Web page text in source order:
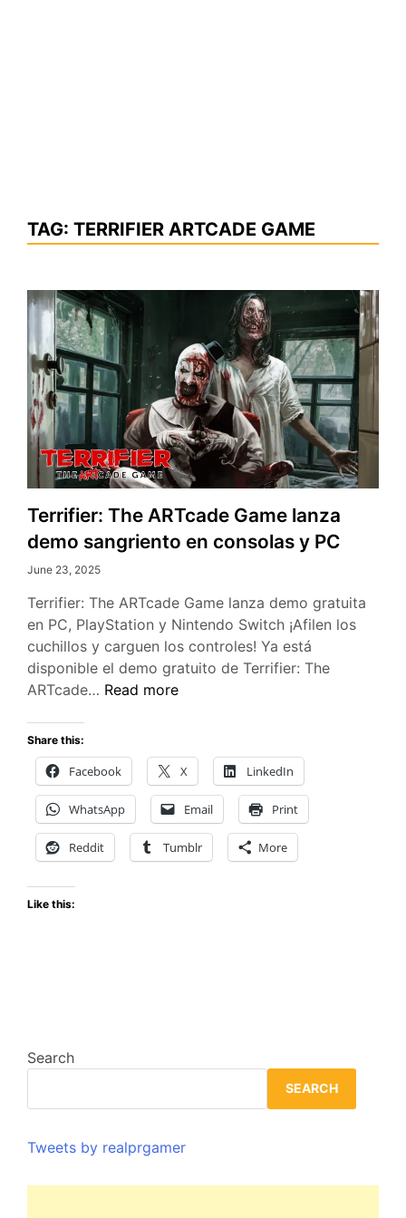
TAG: TERRIFIER ARTCADE GAME
Terrifier: The ARTcade Game lanza
demo sangriento en consolas y PC
June 23, 2025
Terrifier: The ARTcade Game lanza demo gratuita
en PC, PlayStation y Nintendo Switch ¡Afilen los
cuchillos y carguen los controles! Ya está
disponible el demo gratuito de Terrifier: The
ARTcade… Terrifier:
Game
lanza
demo
sangriento
en
consolas
Read more
Share this:
Facebook X LinkedIn
WhatsApp Email Print
Reddit Tumblr More
Like this:
Search
SEARCH
Tweets by realprgamer